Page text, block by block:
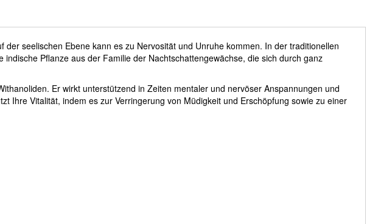
seelischen Ebene kann es zu Nervosität und Unruhe kommen. In der traditionellen
Pflanze aus der Familie der Nachtschattengewächse, die sich durch ganz
Er wirkt unterstützend in Zeiten mentaler und nervöser Anspannungen und
Ihre Vitalität, indem es zur Verringerung von Müdigkeit und Erschöpfung sowie zu einer